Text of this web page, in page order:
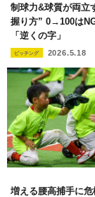
制球力&球質が両立
握り方” 0→100は
「逆くの字」
ピッチング 2026.5.18
増える腰高捕手に